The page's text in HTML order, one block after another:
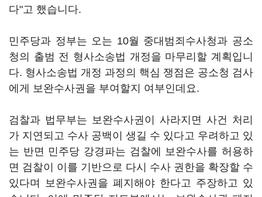
다"고 했습니다.
민주당과 정부는 오는 10월 중대범죄수사청과 공소
청의 출범 전 형사소송법 개정을 마무리할 계획입니
다. 형사소송법 개정 과정의 핵심 쟁점은 공소청 검사
에게 보완수사권을 부여할지 여부인데요.
검찰과 법무부는 보완수사권이 사라지면 사건 처리
가 지연되고 수사 공백이 생길 수 있다고 우려하고 있
는 반면 민주당 강경파는 검찰에 보완수사를 허용하
면 검찰이 이를 기반으로 다시 수사 권한을 확장할 수
있다며 보완수사권을 폐지해야 한다고 주장하고 있